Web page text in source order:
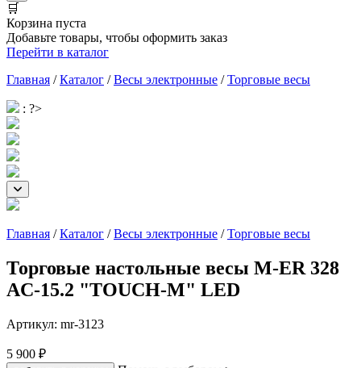
🛒
Корзина пуста
Добавьте товары, чтобы оформить заказ
Перейти в каталог
Главная /Каталог /Весы электронные /Торговые весы
: ?>
Главная /Каталог /Весы электронные /Торговые весы
Торговые настольные весы M-ER 328
AC-15.2 "TOUCH-M" LED
Артикул: mr-3123
5 900 ₽